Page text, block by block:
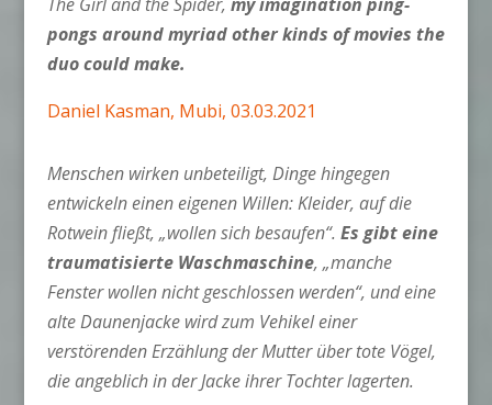
pongs around myriad other kinds of movies the
duo could make.
Daniel Kasman, Mubi, 03.03.2021
Menschen wirken unbeteiligt, Dinge hingegen
entwickeln einen eigenen Willen: Kleider, auf die
Rotwein fließt, „wollen sich besaufen“. Es gibt eine
traumatisierte Waschmaschine, „manche
Fenster wollen nicht geschlossen werden“, und eine
alte Daunenjacke wird zum Vehikel einer
verstörenden Erzählung der Mutter über tote Vögel,
die angeblich in der Jacke ihrer Tochter lagerten.